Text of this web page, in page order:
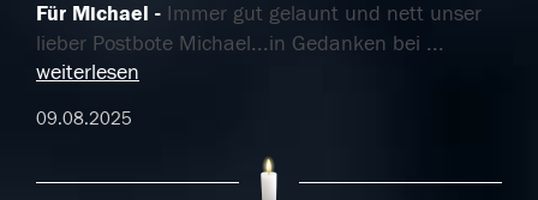
Für Michael
Immer gut gelaunt und nett unser
lieber Postbote Michael...in Gedanken bei ...
weiterlesen
09.08.2025